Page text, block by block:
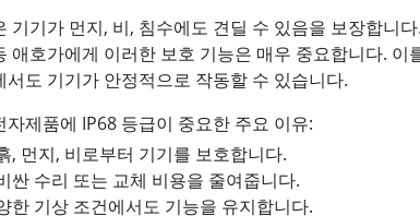
기기가 먼지, 비, 침수에도 견딜 수 있음을 보장합니
애호가에게 이러한 보호 기능은 매우 중요합니다. 이
서도 기기가 안정적으로 작동할 수 있습니다.
자제품에 IP68 등급이 중요한 주요 이유:
, 먼지, 비로부터 기기를 보호합니다.
싼 수리 또는 교체 비용을 줄여줍니다.
한 기상 조건에서도 기능을 유지합니다.